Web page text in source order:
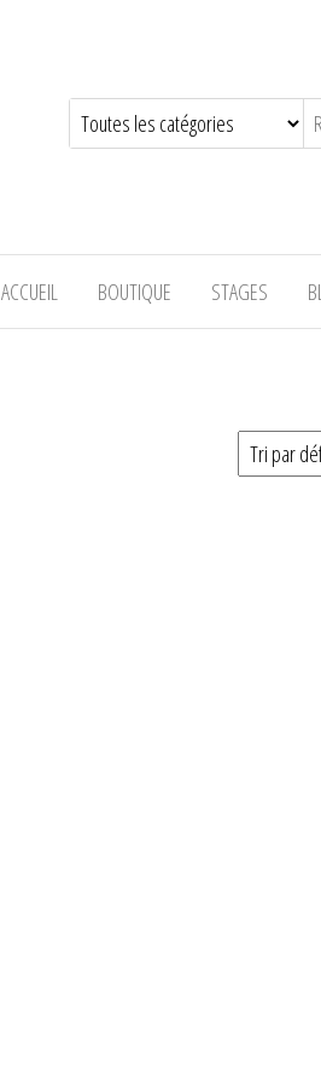
ACCUEIL BOUTIQUE STAGES